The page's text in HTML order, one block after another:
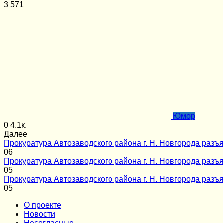
3 571
Юмор
0 4.1к.
Далее
Прокуратура Автозаводского района г. Н. Новгорода
06
Прокуратура Автозаводского района г. Н. Новгорода
05
Прокуратура Автозаводского района г. Н. Новгорода
05
О проекте
Новости